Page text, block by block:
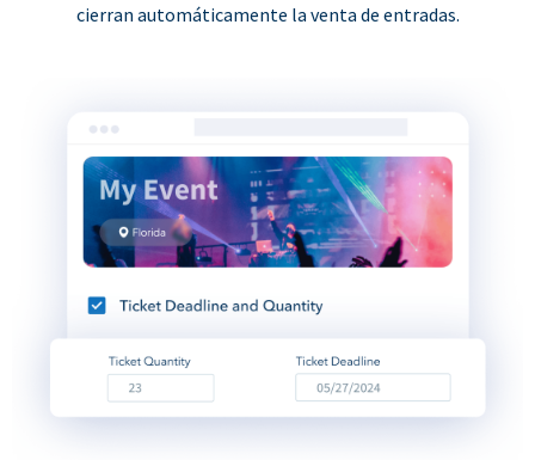
cierran automáticamente la venta de entradas.